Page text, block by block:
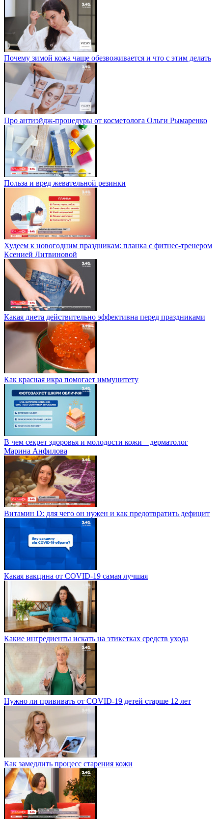
Почему зимой кожа чаще обезвоживается и что с этим делать
Про антиэйдж-процедуры от косметолога Ольги Рымаренко
Польза и вред жевательной резинки
Худеем к новогодним праздникам: планка с фитнес-тренером
Ксенией Литвиновой
Какая диета действительно эффективна перед праздниками
Как красная икра помогает иммунитету
В чем секрет здоровья и молодости кожи – дерматолог
Марина Анфилова
Витамин D: для чего он нужен и как предотвратить дефицит
Какая вакцина от СOVID-19 самая лучшая
Какие ингредиенты искать на этикетках средств ухода
Нужно ли прививать от COVID-19 детей старше 12 лет
Как замедлить процесс старения кожи